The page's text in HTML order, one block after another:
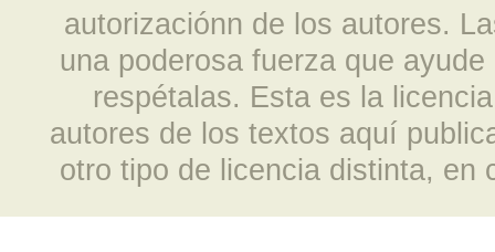
autorizaciónn de los autores.
una poderosa fuerza que
respétalas. Esta es la
autores de los textos aquí
otro tipo de licencia distinta, en